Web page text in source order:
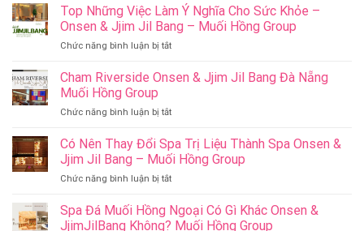
Top Những Việc Làm Ý Nghĩa Cho Sức Khỏe –
Onsen & Jjim Jil Bang – Muối Hồng Group
Chức năng bình luận bị tắtở
Những
Ý
Cho
Sức
–
&
Jjim
Cham Riverside Onsen & Jjim Jil Bang Đà Nẵng
Muối Hồng Group
Chức năng bình luận bị tắtở
Riverside
Onsen
&
Jjim
Bang
Đà
Có Nên Thay Đổi Spa Trị Liệu Thành Spa Onsen &
Jjim Jil Bang – Muối Hồng Group
Chức năng bình luận bị tắtở
Nên
Thay
Spa Đá Muối Hồng Ngoại Có Gì Khác Onsen &
JjimJilBang Không? Muối Hồng Group